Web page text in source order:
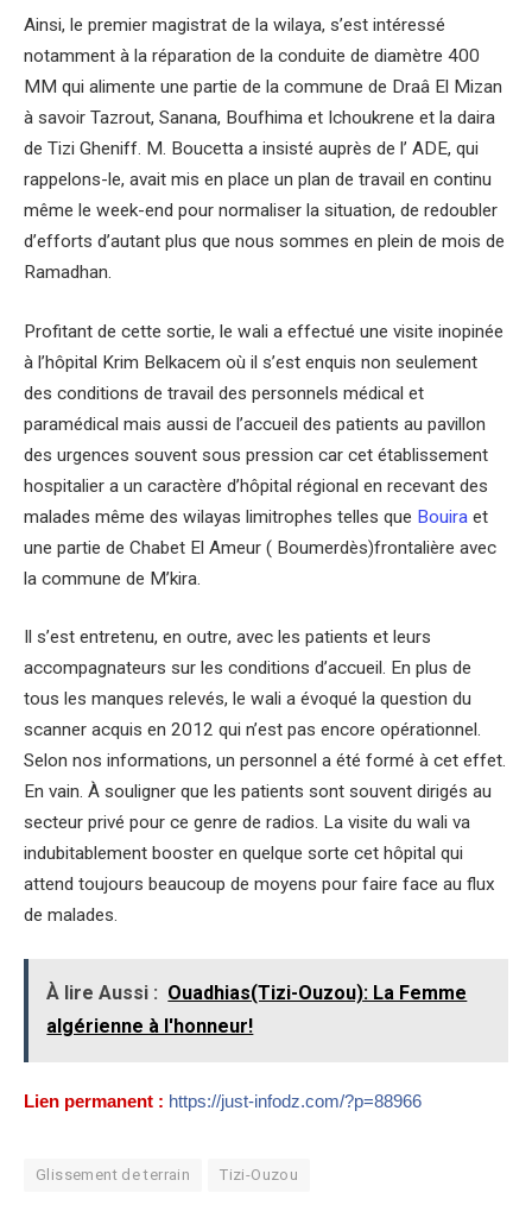
Ainsi, le premier magistrat de la wilaya, s’est intéressé
notamment à la réparation de la conduite de diamètre 400
MM qui alimente une partie de la commune de Draâ El Mizan
à savoir Tazrout, Sanana, Boufhima et Ichoukrene et la daira
de Tizi Gheniff. M. Boucetta a insisté auprès de l’ ADE, qui
rappelons-le, avait mis en place un plan de travail en continu
même le week-end pour normaliser la situation, de redoubler
d’efforts d’autant plus que nous sommes en plein de mois de
Ramadhan.
Profitant de cette sortie, le wali a effectué une visite inopinée
à l’hôpital Krim Belkacem où il s’est enquis non seulement
des conditions de travail des personnels médical et
paramédical mais aussi de l’accueil des patients au pavillon
des urgences souvent sous pression car cet établissement
hospitalier a un caractère d’hôpital régional en recevant des
malades même des wilayas limitrophes telles que Bouira et
une partie de Chabet El Ameur ( Boumerdès)frontalière avec
la commune de M’kira.
Il s’est entretenu, en outre, avec les patients et leurs
accompagnateurs sur les conditions d’accueil. En plus de
tous les manques relevés, le wali a évoqué la question du
scanner acquis en 2012 qui n’est pas encore opérationnel.
Selon nos informations, un personnel a été formé à cet effet.
En vain. À souligner que les patients sont souvent dirigés au
secteur privé pour ce genre de radios. La visite du wali va
indubitablement booster en quelque sorte cet hôpital qui
attend toujours beaucoup de moyens pour faire face au flux
de malades.
À lire Aussi : Ouadhias(Tizi-Ouzou): La Femme
algérienne à l'honneur!
Lien permanent : https://just-infodz.com/?p=88966
Glissement de terrain Tizi-Ouzou